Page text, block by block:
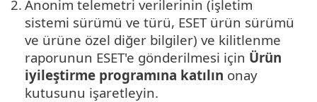
2. Anonim telemetri verilerinin (işletim
sistemi sürümü ve türü, ESET ürün sürümü
ve ürüne özel diğer bilgiler) ve kilitlenme
raporunun ESET'e gönderilmesi için Ürün
iyileştirme programına katılın onay
kutusunu işaretleyin.